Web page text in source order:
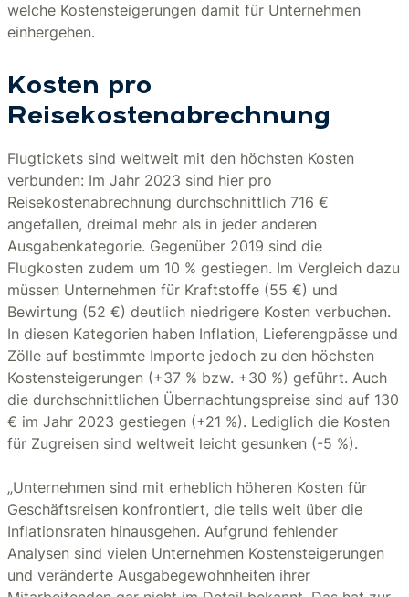
welche Kostensteigerungen damit für Unternehmen
einhergehen.
Kosten pro
Reisekostenabrechnung
Flugtickets sind weltweit mit den höchsten Kosten
verbunden: Im Jahr 2023 sind hier pro
Reisekostenabrechnung durchschnittlich 716 €
angefallen, dreimal mehr als in jeder anderen
Ausgabenkategorie. Gegenüber 2019 sind die
Flugkosten zudem um 10 % gestiegen. Im Vergleich dazu
müssen Unternehmen für Kraftstoffe (55 €) und
Bewirtung (52 €) deutlich niedrigere Kosten verbuchen.
In diesen Kategorien haben Inflation, Lieferengpässe und
Zölle auf bestimmte Importe jedoch zu den höchsten
Kostensteigerungen (+37 % bzw. +30 %) geführt. Auch
die durchschnittlichen Übernachtungspreise sind auf 130
€ im Jahr 2023 gestiegen (+21 %). Lediglich die Kosten
für Zugreisen sind weltweit leicht gesunken (-5 %).
„Unternehmen sind mit erheblich höheren Kosten für
Geschäftsreisen konfrontiert, die teils weit über die
Inflationsraten hinausgehen. Aufgrund fehlender
Analysen sind vielen Unternehmen Kostensteigerungen
und veränderte Ausgabegewohnheiten ihrer